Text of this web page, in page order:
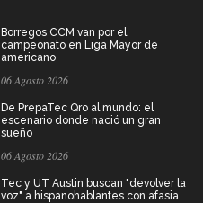
Borregos CCM van por el
campeonato en Liga Mayor de
americano
06 Agosto 2026
De PrepaTec Qro al mundo: el
escenario donde nació un gran
sueño
06 Agosto 2026
Tec y UT Austin buscan "devolver la
voz" a hispanohablantes con afasia